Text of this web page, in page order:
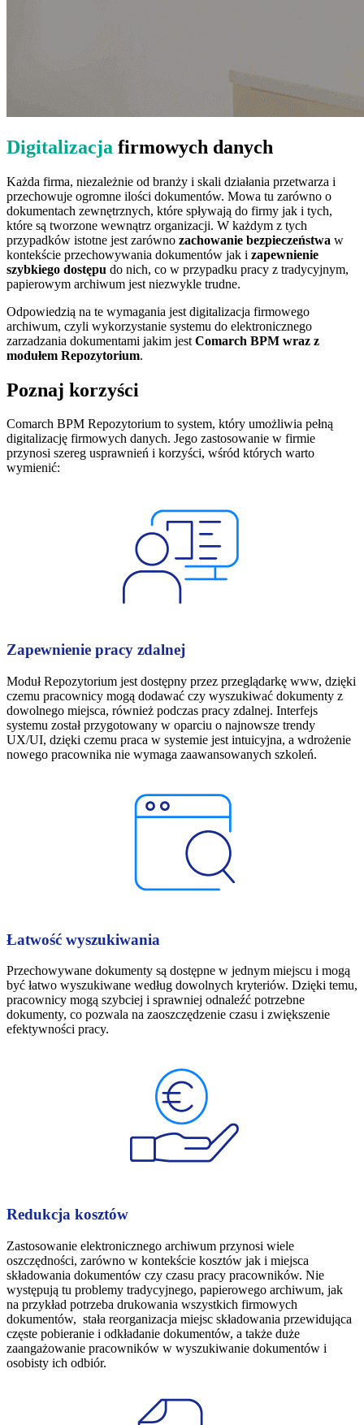
Digitalizacja firmowych danych
Każda firma, niezależnie od branży i skali działania przetwarza i
przechowuje ogromne ilości dokumentów. Mowa tu zarówno o
dokumentach zewnętrznych, które spływają do firmy jak i tych,
które są tworzone wewnątrz organizacji. W każdym z tych
przypadków istotne jest zarówno zachowanie bezpieczeństwa w
kontekście przechowywania dokumentów jak i zapewnienie
szybkiego dostępu do nich, co w przypadku pracy z tradycyjnym,
papierowym archiwum jest niezwykle trudne.
Odpowiedzią na te wymagania jest digitalizacja firmowego
archiwum, czyli wykorzystanie systemu do elektronicznego
zarzadzania dokumentami jakim jest Comarch BPM wraz z
modułem Repozytorium.
Poznaj korzyści
Comarch BPM Repozytorium to system, który umożliwia pełną
digitalizację firmowych danych. Jego zastosowanie w firmie
przynosi szereg usprawnień i korzyści, wśród których warto
wymienić:
Zapewnienie pracy zdalnej
Moduł Repozytorium jest dostępny przez przeglądarkę www, dzięki
czemu pracownicy mogą dodawać czy wyszukiwać dokumenty z
dowolnego miejsca, również podczas pracy zdalnej. Interfejs
systemu został przygotowany w oparciu o najnowsze trendy
UX/UI, dzięki czemu praca w systemie jest intuicyjna, a wdrożenie
nowego pracownika nie wymaga zaawansowanych szkoleń.
Łatwość wyszukiwania
Przechowywane dokumenty są dostępne w jednym miejscu i mogą
być łatwo wyszukiwane według dowolnych kryteriów. Dzięki temu,
pracownicy mogą szybciej i sprawniej odnaleźć potrzebne
dokumenty, co pozwala na zaoszczędzenie czasu i zwiększenie
efektywności pracy.
Redukcja kosztów
Zastosowanie elektronicznego archiwum przynosi wiele
oszczędności, zarówno w kontekście kosztów jak i miejsca
składowania dokumentów czy czasu pracy pracowników. Nie
występują tu problemy tradycyjnego, papierowego archiwum, jak
na przykład potrzeba drukowania wszystkich firmowych
dokumentów, stała reorganizacja miejsc składowania przewidująca
częste pobieranie i odkładanie dokumentów, a także duże
zaangażowanie pracowników w wyszukiwanie dokumentów i
osobisty ich odbiór.